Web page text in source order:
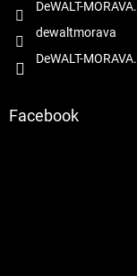
DeWALT-
dewaltmorava
DeWALT-
Facebook